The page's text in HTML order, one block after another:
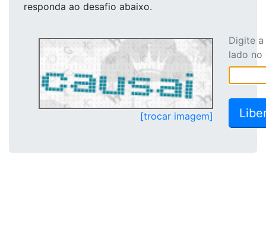
responda ao desafio abaixo.
[trocar imagem]
Digite
lado no